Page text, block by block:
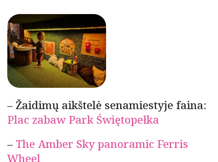
– Žaidimų aikštelė senamiestyje faina:
Plac zabaw Park Świętopełka
– The Amber Sky panoramic Ferris
Wheel